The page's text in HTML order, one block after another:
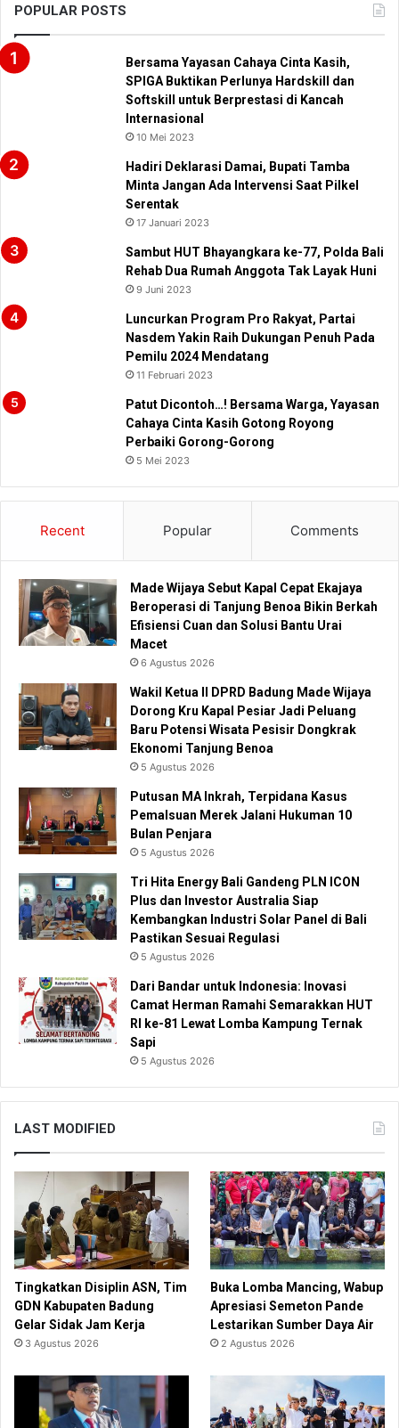
POPULAR POSTS
Bersama Yayasan Cahaya Cinta Kasih,
SPIGA Buktikan Perlunya Hardskill dan
Softskill untuk Berprestasi di Kancah
Internasional
10 Mei 2023
Hadiri Deklarasi Damai, Bupati Tamba
Minta Jangan Ada Intervensi Saat Pilkel
Serentak
17 Januari 2023
Sambut HUT Bhayangkara ke-77, Polda Bali
Rehab Dua Rumah Anggota Tak Layak Huni
9 Juni 2023
Luncurkan Program Pro Rakyat, Partai
Nasdem Yakin Raih Dukungan Penuh Pada
Pemilu 2024 Mendatang
11 Februari 2023
Patut Dicontoh…! Bersama Warga, Yayasan
Cahaya Cinta Kasih Gotong Royong
Perbaiki Gorong-Gorong
5 Mei 2023
Recent Popular Comments
Made Wijaya Sebut Kapal Cepat Ekajaya
Beroperasi di Tanjung Benoa Bikin Berkah
Efisiensi Cuan dan Solusi Bantu Urai
Macet
6 Agustus 2026
Wakil Ketua II DPRD Badung Made Wijaya
Dorong Kru Kapal Pesiar Jadi Peluang
Baru Potensi Wisata Pesisir Dongkrak
Ekonomi Tanjung Benoa
5 Agustus 2026
Putusan MA Inkrah, Terpidana Kasus
Pemalsuan Merek Jalani Hukuman 10
Bulan Penjara
5 Agustus 2026
Tri Hita Energy Bali Gandeng PLN ICON
Plus dan Investor Australia Siap
Kembangkan Industri Solar Panel di Bali
Pastikan Sesuai Regulasi
5 Agustus 2026
Dari Bandar untuk Indonesia: Inovasi
Camat Herman Ramahi Semarakkan HUT
RI ke-81 Lewat Lomba Kampung Ternak
Sapi
5 Agustus 2026
LAST MODIFIED
Tingkatkan Disiplin ASN, Tim
GDN Kabupaten Badung
Gelar Sidak Jam Kerja
3 Agustus 2026
Buka Lomba Mancing, Wabup
Apresiasi Semeton Pande
Lestarikan Sumber Daya Air
2 Agustus 2026